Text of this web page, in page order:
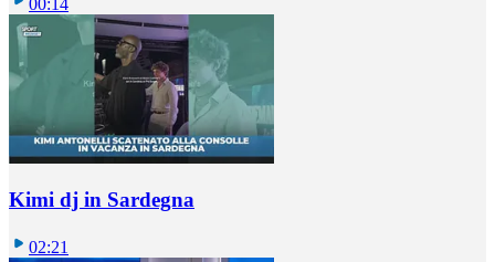
Kimi dj in Sardegna
02:21